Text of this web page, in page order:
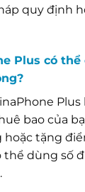
quy định
Plus có
bao của
tặng
thể dùng số